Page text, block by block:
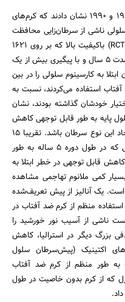
مطالعات تجربی انجام‌شده در دهه‌های ۱۹۸۰ و ۱۹۹۰ نشان دادند که کرم‌های
ناشی از سرطان‌زایی محافظت
می‌کنند. یک آزمایش کنترل‌شده تصادفی (RCT) باکیفیت بالا که بر روی ۱۶۲۱
فرد بزرگسال استرالیایی در یک جامعه به مدت 5 سال و با پیگیری بیش از یک
در میزان ابتلا به کارسینوم سلولی را در بین
استفاده می‌کردند، نسبت به
خودشان گذاشته بودند، نشان
پایه به طور قابل توجهی کاهش
نیافت که احتمالا به دلیل دوره طولانی ایجاد این نوع سرطان باشد. تقریبا ۱۵
سال پس از اتمام مطالعه، شرکت‌کنندگانی که در طول دوره 5 ساله به طور
کاهش قابل توجهی در خطر ابتلا به
کمی ملانوم تهاجمی مشاهده
است. یک آنالیز از پیش تعریف‌شده
منظم از کرم ضد آفتاب در
پوست ناشی از آسیب نور خورشید را
بزرگ دیگر در استرالیا، کاهش
اکتینیک (پیش‌سرطان سلول
به طور منظم از کرم ضد آفتاب
که از کرم بدون خاصیت در طول